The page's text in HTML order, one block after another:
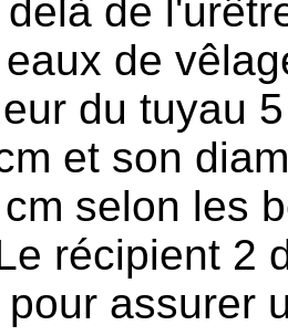
de
de
du tuyau
et son
selon les
récipient 2
assurer